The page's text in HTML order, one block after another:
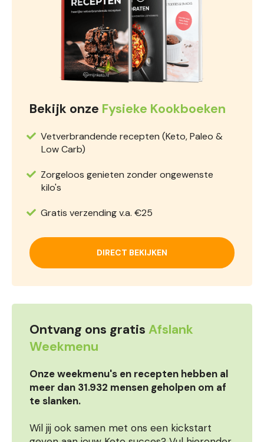
Bekijk onze Fysieke Kookboeken
Vetverbrandende recepten (Keto, Paleo &
Low Carb)
Zorgeloos genieten zonder ongewenste
kilo's
Gratis verzending v.a. €25
DIRECT BEKIJKEN
Ontvang ons gratis Afslank
Weekmenu
Onze weekmenu's en recepten hebben al
meer dan 31.932 mensen geholpen om af
te slanken.
Wil jij ook samen met ons een kickstart